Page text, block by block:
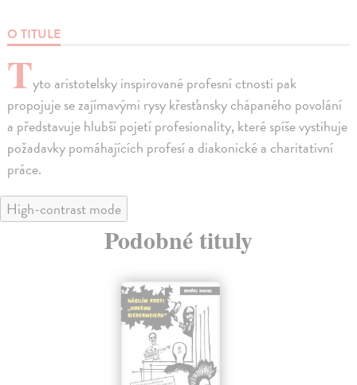
O TITULE
Tyto aristotelsky inspirované profesní ctnosti pak
propojuje se zajímavými rysy křesťansky chápaného povolání
a představuje hlubší pojetí profesionality, které spíše vystihuje
požadavky pomáhajících profesí a diakonické a charitativní
práce.
High-contrast mode
Podobné tituly